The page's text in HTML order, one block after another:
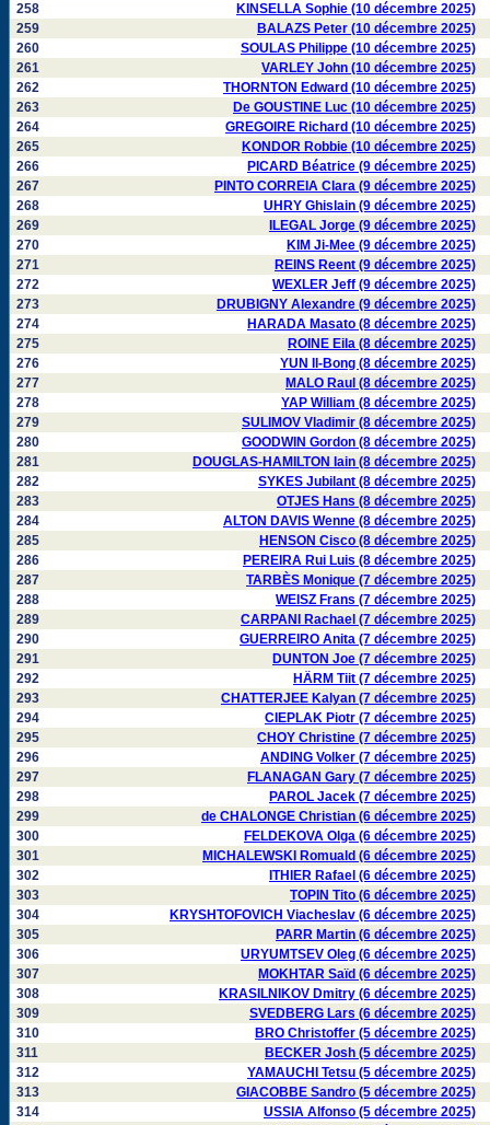
258
KINSELLA Sophie (10 décembre 2025)
259
BALAZS Peter (10 décembre 2025)
260
SOULAS Philippe (10 décembre 2025)
261
VARLEY John (10 décembre 2025)
262
THORNTON Edward (10 décembre 2025)
263
De GOUSTINE Luc (10 décembre 2025)
264
GREGOIRE Richard (10 décembre 2025)
265
KONDOR Robbie (10 décembre 2025)
266
PICARD Béatrice (9 décembre 2025)
267
PINTO CORREIA Clara (9 décembre 2025)
268
UHRY Ghislain (9 décembre 2025)
269
ILEGAL Jorge (9 décembre 2025)
270
KIM Ji-Mee (9 décembre 2025)
271
REINS Reent (9 décembre 2025)
272
WEXLER Jeff (9 décembre 2025)
273
DRUBIGNY Alexandre (9 décembre 2025)
274
HARADA Masato (8 décembre 2025)
275
ROINE Eila (8 décembre 2025)
276
YUN Il-Bong (8 décembre 2025)
277
MALO Raul (8 décembre 2025)
278
YAP William (8 décembre 2025)
279
SULIMOV Vladimir (8 décembre 2025)
280
GOODWIN Gordon (8 décembre 2025)
281
DOUGLAS-HAMILTON Iain (8 décembre 2025)
282
SYKES Jubilant (8 décembre 2025)
283
OTJES Hans (8 décembre 2025)
284
ALTON DAVIS Wenne (8 décembre 2025)
285
HENSON Cisco (8 décembre 2025)
286
PEREIRA Rui Luis (8 décembre 2025)
287
TARBÈS Monique (7 décembre 2025)
288
WEISZ Frans (7 décembre 2025)
289
CARPANI Rachael (7 décembre 2025)
290
GUERREIRO Anita (7 décembre 2025)
291
DUNTON Joe (7 décembre 2025)
292
HÄRM Tiit (7 décembre 2025)
293
CHATTERJEE Kalyan (7 décembre 2025)
294
CIEPLAK Piotr (7 décembre 2025)
295
CHOY Christine (7 décembre 2025)
296
ANDING Volker (7 décembre 2025)
297
FLANAGAN Gary (7 décembre 2025)
298
PAROL Jacek (7 décembre 2025)
299
de CHALONGE Christian (6 décembre 2025)
300
FELDEKOVA Olga (6 décembre 2025)
301
MICHALEWSKI Romuald (6 décembre 2025)
302
ITHIER Rafael (6 décembre 2025)
303
TOPIN Tito (6 décembre 2025)
304
KRYSHTOFOVICH Viacheslav (6 décembre 2025)
305
PARR Martin (6 décembre 2025)
306
URYUMTSEV Oleg (6 décembre 2025)
307
MOKHTAR Saïd (6 décembre 2025)
308
KRASILNIKOV Dmitry (6 décembre 2025)
309
SVEDBERG Lars (6 décembre 2025)
310
BRO Christoffer (5 décembre 2025)
311
BECKER Josh (5 décembre 2025)
312
YAMAUCHI Tetsu (5 décembre 2025)
313
GIACOBBE Sandro (5 décembre 2025)
314
USSIA Alfonso (5 décembre 2025)